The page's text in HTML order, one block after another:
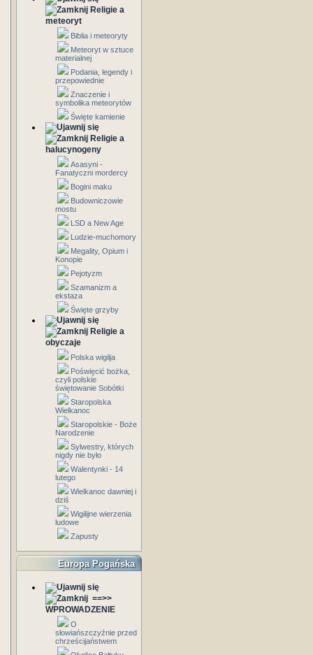
Religie a
meteoryt
Biblia i meteoryty
Meteoryt w sztuce
materialnej
Podania, legendy i
przepowiednie
Znaczenie i
symbolika meteorytów
Święte kamienie
Religie a
halucynogeny
Asasyni -
Fanatyczni mordercy
Bogini maku
Budowniczowie
mostu
LSD a New Age
Ludzie-muchomory
Megality, Opium i
Konopie
Pejotyzm
Szamanizm a
ekstaza
Święte grzyby
Religie a
obyczaje
Polska wigilja
Poświęcić bożka,
czyli polskie
świętowanie Sobótki
Staropolska
Wielkanoc
Staropolskie - Boże
Narodzenie
Sylwestry, których
nigdy nie było
Walentynki - 14
lutego
Wielkanoc dawniej i
dziś
Wigilijne wierzenia
ludowe
Zapusty
Europa Pogańska
==>>
WPROWADZENIE
O
słowiańszczyźnie przed
chrześcijaństwem